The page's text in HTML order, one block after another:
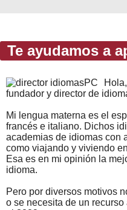
Te ayudamos a
fundador y director de
Mi lengua materna es el
francés e italiano. Dichos
academias de idiomas con
como viajando y viviendo
Esa es en mi opinión la
idioma.
Pero por diversos motivos
o se necesita de un